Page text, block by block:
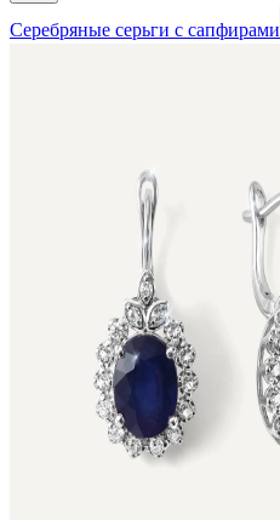
Серебряные серьги с сапфирами